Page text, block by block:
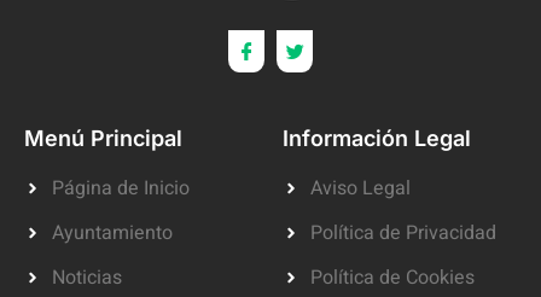
Menú Principal
Página de Inicio
Ayuntamiento
Noticias
Información Legal
Aviso Legal
Política de Privacidad
Política de Cookies